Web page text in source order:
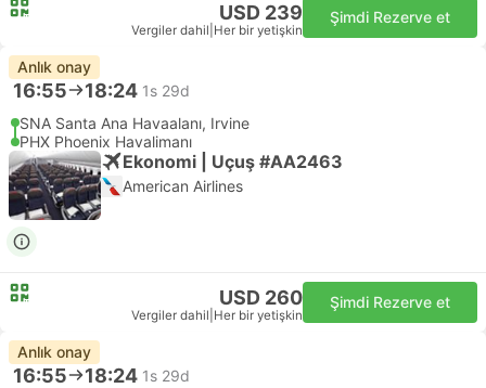
USD 239
Vergiler dahil Her bir yetişkin
Şimdi Rezerve et
Anlık onay
16:55 18:24 1s 29d
SNA Santa Ana Havaalanı, Irvine
PHX Phoenix Havalimanı
Ekonomi | Uçuş #AA2463
American Airlines
USD 260
Vergiler dahil Her bir yetişkin
Şimdi Rezerve et
Anlık onay
16:55 18:24 1s 29d